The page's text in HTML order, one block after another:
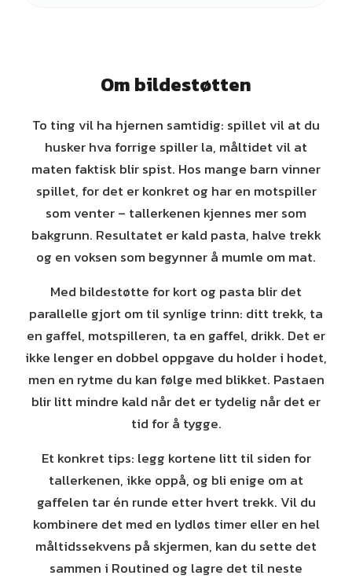
Om bildestøtten
To ting vil ha hjernen samtidig: spillet vil at du
husker hva forrige spiller la, måltidet vil at
maten faktisk blir spist. Hos mange barn vinner
spillet, for det er konkret og har en motspiller
som venter – tallerkenen kjennes mer som
bakgrunn. Resultatet er kald pasta, halve trekk
og en voksen som begynner å mumle om mat.
Med bildestøtte for kort og pasta blir det
parallelle gjort om til synlige trinn: ditt trekk, ta
en gaffel, motspilleren, ta en gaffel, drikk. Det er
ikke lenger en dobbel oppgave du holder i hodet,
men en rytme du kan følge med blikket. Pastaen
blir litt mindre kald når det er tydelig når det er
tid for å tygge.
Et konkret tips: legg kortene litt til siden for
tallerkenen, ikke oppå, og bli enige om at
gaffelen tar én runde etter hvert trekk. Vil du
kombinere det med en lydløs timer eller en hel
måltidssekvens på skjermen, kan du sette det
sammen i Routined og lagre det til neste